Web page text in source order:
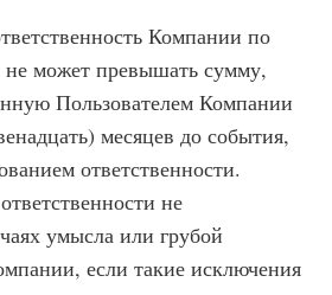
Компании по
может превышать сумму,
Пользователем Компании
месяцев до события,
ответственности.
не
умысла или грубой
если такие исключения